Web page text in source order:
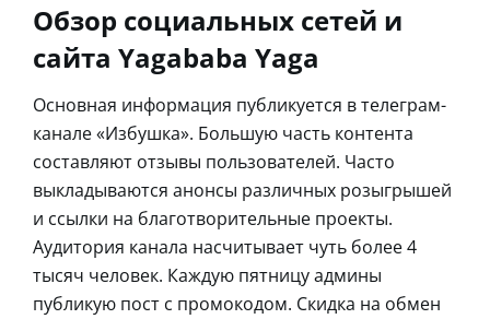
Обзор социальных сетей и
сайта Yagababa Yaga
Основная информация публикуется в телеграм-
канале «Избушка». Большую часть контента
составляют отзывы пользователей. Часто
выкладываются анонсы различных розыгрышей
и ссылки на благотворительные проекты.
Аудитория канала насчитывает чуть более 4
тысяч человек. Каждую пятницу админы
публикую пост с промокодом. Скидка на обмен